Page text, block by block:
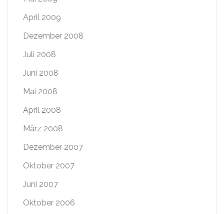
April 2009
Dezember 2008
Juli 2008
Juni 2008
Mai 2008
April 2008
März 2008
Dezember 2007
Oktober 2007
Juni 2007
Oktober 2006